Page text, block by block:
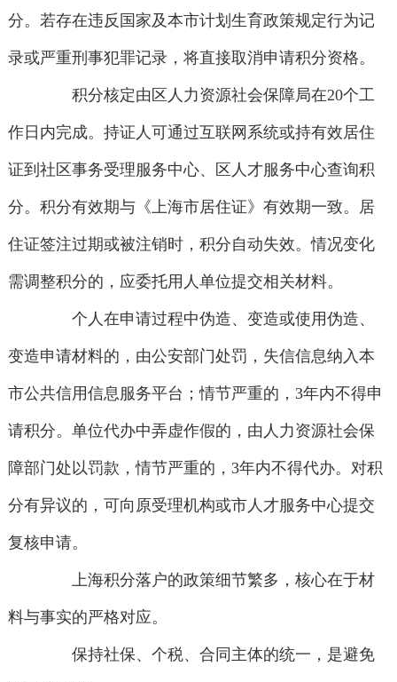
分。若存在违反国家及本市计划生育政策规定行为记
录或严重刑事犯罪记录，将直接取消申请积分资格。
积分核定由区人力资源社会保障局在20个工
作日内完成。持证人可通过互联网系统或持有效居住
证到社区事务受理服务中心、区人才服务中心查询积
分。积分有效期与《上海市居住证》有效期一致。居
住证签注过期或被注销时，积分自动失效。情况变化
需调整积分的，应委托用人单位提交相关材料。
个人在申请过程中伪造、变造或使用伪造、
变造申请材料的，由公安部门处罚，失信信息纳入本
市公共信用信息服务平台；情节严重的，3年内不得申
请积分。单位代办中弄虚作假的，由人力资源社会保
障部门处以罚款，情节严重的，3年内不得代办。对积
分有异议的，可向原受理机构或市人才服务中心提交
复核申请。
上海积分落户的政策细节繁多，核心在于材
料与事实的严格对应。
保持社保、个税、合同主体的统一，是避免